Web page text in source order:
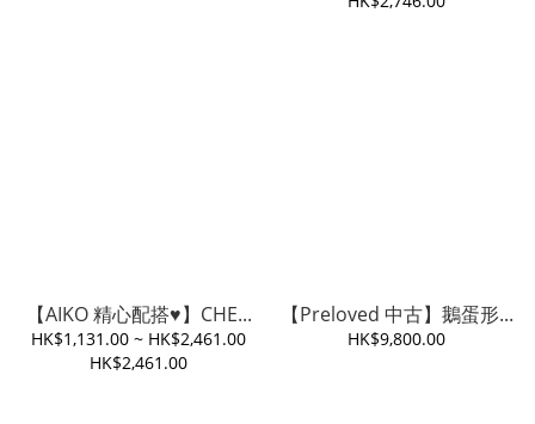
【AIKO 精心配搭♥️】CHE...
HK$1,131.00 ~ HK$2,461.00
HK$2,461.00
【Preloved 中古】鵝蛋形...
HK$9,800.00